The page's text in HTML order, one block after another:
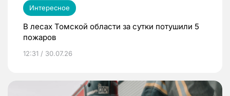
Интересное
В лесах Томской области за сутки потушили 5
пожаров
12:31 / 30.07.26